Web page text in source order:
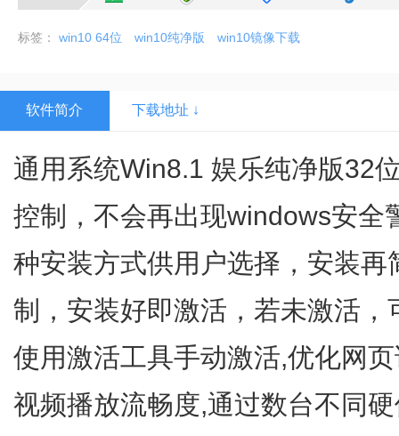
标签： win10 64位 win10纯净版 win10镜像下载
软件简介 下载地址 ↓
通用系统Win8.1 娱乐纯净版32
控制，不会再出现windows安全
种安装方式供用户选择，安装
制，安装好即激活，若未激活
使用激活工具手动激活,优化网
视频播放流畅度,通过数台不同